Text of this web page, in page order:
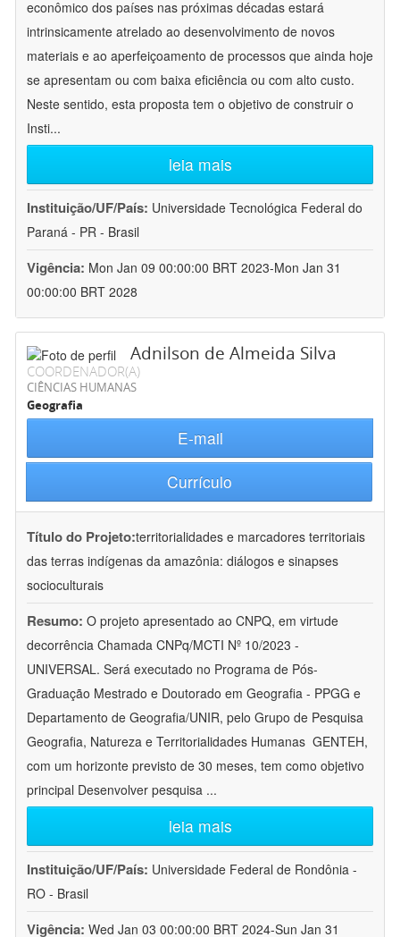
econômico dos países nas próximas décadas estará
intrinsicamente atrelado ao desenvolvimento de novos
materiais e ao aperfeiçoamento de processos que ainda hoje
se apresentam ou com baixa eficiência ou com alto custo.
Neste sentido, esta proposta tem o objetivo de construir o
Insti...
leia mais
Instituição/UF/País: Universidade Tecnológica Federal do
Paraná - PR - Brasil
Vigência: Mon Jan 09 00:00:00 BRT 2023-Mon Jan 31
00:00:00 BRT 2028
Adnilson de Almeida Silva
COORDENADOR(A)
CIÊNCIAS HUMANAS
Geografia
E-mail
Currículo
Título do Projeto:territorialidades e marcadores territoriais
das terras indígenas da amazônia: diálogos e sinapses
socioculturais
Resumo: O projeto apresentado ao CNPQ, em virtude
decorrência Chamada CNPq/MCTI Nº 10/2023 -
UNIVERSAL. Será executado no Programa de Pós-
Graduação Mestrado e Doutorado em Geografia - PPGG e
Departamento de Geografia/UNIR, pelo Grupo de Pesquisa
Geografia, Natureza e Territorialidades Humanas  GENTEH,
com um horizonte previsto de 30 meses, tem como objetivo
principal Desenvolver pesquisa ...
leia mais
Instituição/UF/País: Universidade Federal de Rondônia -
RO - Brasil
Vigência: Wed Jan 03 00:00:00 BRT 2024-Sun Jan 31